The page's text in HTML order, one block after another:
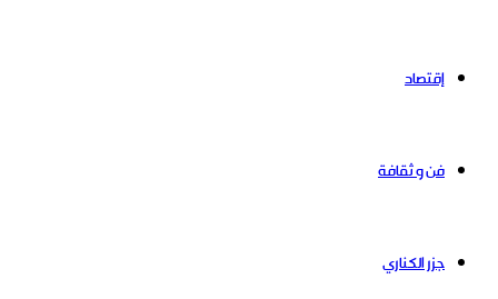
إقتصاد
فن و ثقافة
جزر الكناري